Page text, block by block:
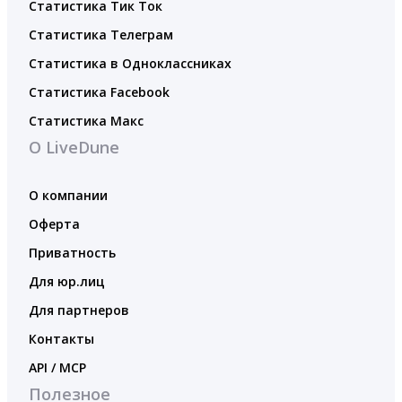
Статистика Тик Ток
Статистика Телеграм
Статистика в Одноклассниках
Статистика Facebook
Статистика Макс
О LiveDune
О компании
Оферта
Приватность
Для юр.лиц
Для партнеров
Контакты
API / MCP
Полезное